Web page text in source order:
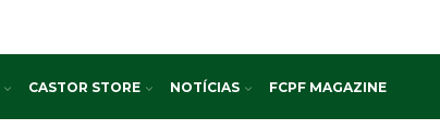
CASTOR STORE NOTÍCIAS FCPF MAGAZINE